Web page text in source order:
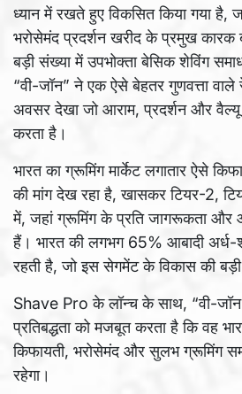
ध्यान में रखते हुए विकसित किया गया है,
भरोसेमंद प्रदर्शन खरीद के प्रमुख कारक
बड़ी संख्या में उपभोक्ता बेसिक शेविंग
“वी-जॉन” ने एक ऐसे बेहतर गुणवत्ता
अवसर देखा जो आराम, प्रदर्शन और
करता है।
भारत का ग्रूमिंग मार्केट लगातार ऐसे
की मांग देख रहा है, खासकर टियर-2,
में, जहां ग्रूमिंग के प्रति जागरूकता और
हैं। भारत की लगभग 65% आबादी अर्ध-
रहती है, जो इस सेगमेंट के विकास की बड़ी
Shave Pro के लॉन्च के साथ, “वी-
प्रतिबद्धता को मजबूत करता है कि वह
किफायती, भरोसेमंद और सुलभ ग्रूमिंग
रहेगा।